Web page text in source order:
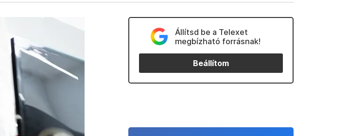
Állítsd be a Telexet
megbízható forrásnak!
Beállítom